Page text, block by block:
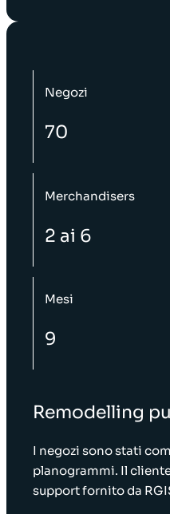
Remodelling
I negozi sono stati
planogrammi. Il
support fornito da
Negozi
70
Merchandisers
2 ai 6
Mesi
9